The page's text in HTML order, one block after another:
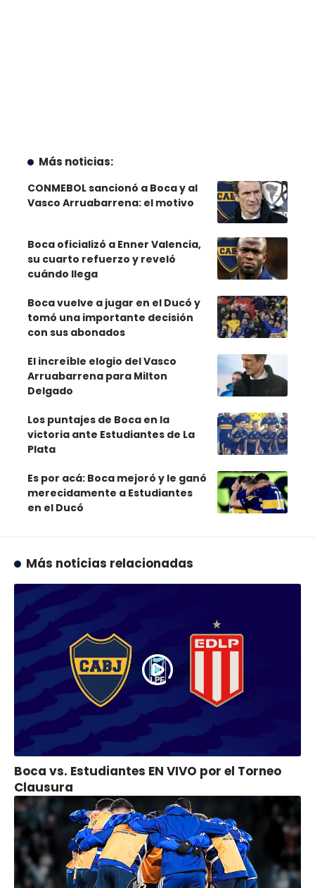
Más noticias:
CONMEBOL sancionó a Boca y al
Vasco Arruabarrena: el motivo
Boca oficializó a Enner Valencia,
su cuarto refuerzo y reveló
cuándo llega
Boca vuelve a jugar en el Ducó y
tomó una importante decisión
con sus abonados
El increíble elogio del Vasco
Arruabarrena para Milton
Delgado
Los puntajes de Boca en la
victoria ante Estudiantes de La
Plata
Es por acá: Boca mejoró y le ganó
merecidamente a Estudiantes
en el Ducó
Más noticias relacionadas
Boca vs. Estudiantes EN VIVO por el Torneo
Clausura